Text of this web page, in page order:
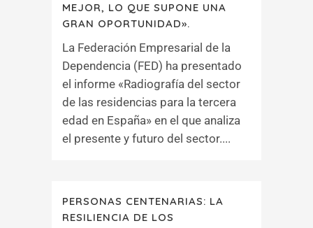
MEJOR, LO QUE SUPONE UNA
GRAN OPORTUNIDAD».
La Federación Empresarial de la
Dependencia (FED) ha presentado
el informe «Radiografía del sector
de las residencias para la tercera
edad en España» en el que analiza
el presente y futuro del sector....
PERSONAS CENTENARIAS: LA
RESILIENCIA DE LOS